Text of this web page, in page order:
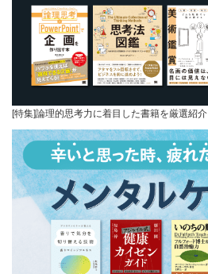
[特集]論理的思考力に着目した書籍を厳選紹介